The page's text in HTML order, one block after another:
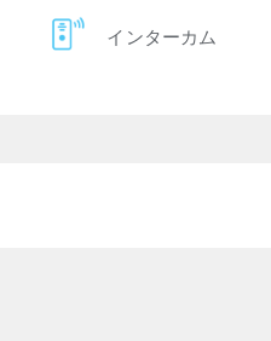
インターカム